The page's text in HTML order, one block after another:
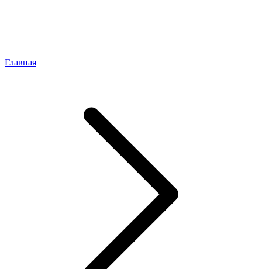
Главная